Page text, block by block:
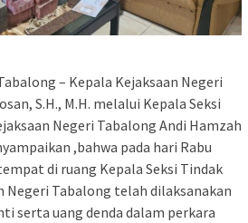
– Kepala Kejaksaan Negeri
S.H., M.H. melalui Kepala Seksi
Negeri Tabalong Andi Hamzah
,bahwa pada hari Rabu
di ruang Kepala Seksi Tindak
Negeri Tabalong telah dilaksanakan
serta uang denda dalam perkara